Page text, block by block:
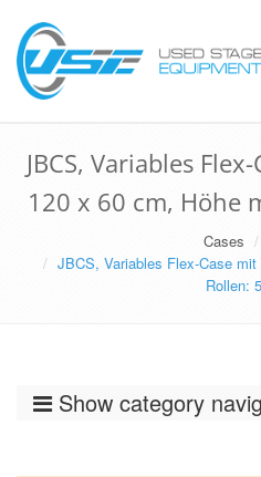
JBCS, Variables
120 x 60 cm, Höhe
Cases
JBCS, Variables Flex-Case
Rollen:
Show category